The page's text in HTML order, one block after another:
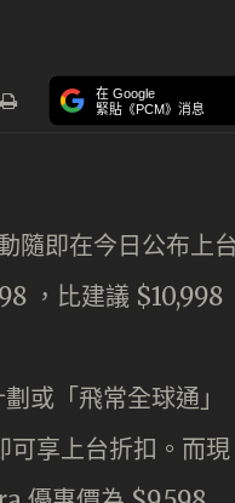
在 Google
緊貼《PCM》消息
隨即在今日公布上
，比建議 $10,998
或「飛常全球通」
享上台折扣。而現